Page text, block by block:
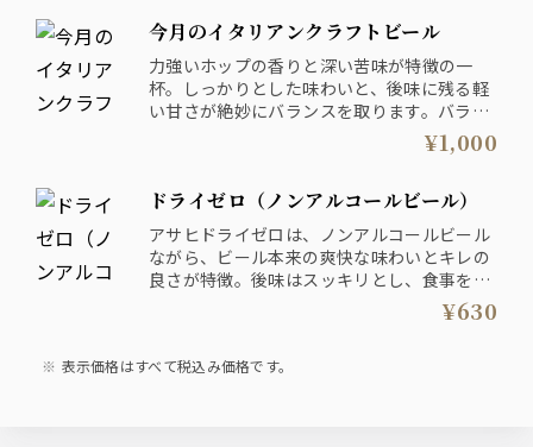
今月のイタリアンクラフトビール
力強いホップの香りと深い苦味が特徴の一
杯。しっかりとした味わいと、後味に残る軽
い甘さが絶妙にバランスを取ります。バラデ
ンは、1960年代にイタリアで誕生し、そのス
ーパービターは伝統的なビタータイプのビー
やグリル料理と相性抜群で、食事を引き立て
る理想的なビールです。
¥1,000
ドライゼロ（ノンアルコールビール）
アサヒドライゼロは、ノンアルコールビール
ながら、ビール本来の爽快な味わいとキレの
良さが特徴。後味はスッキリとし、食事を引
き立てる一杯です。炭酸の泡立ちが心地よ
く、アルコールを控えたい時にも楽しめま
¥630
表示価格はすべて税込み価格です。